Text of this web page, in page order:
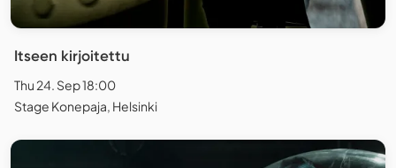
Itseen kirjoitettu
Thu 24. Sep 18:00
Stage Konepaja, Helsinki